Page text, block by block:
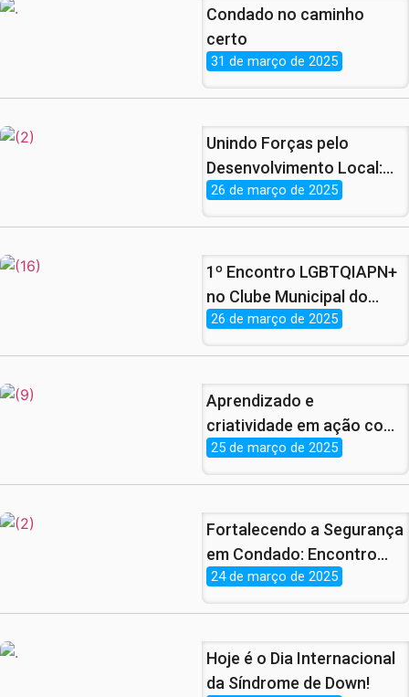
Condado no caminho
certo
31 de março de 2025
Unindo Forças pelo
Desenvolvimento Local:
Parcerias que Vão
26 de março de 2025
1º Encontro LGBTQIAPN+
no Clube Municipal do
Condado
26 de março de 2025
Aprendizado e
criatividade em ação com
a Juventude
25 de março de 2025
Fortalecendo a Segurança
em Condado: Encontro
com a Guarda Municipal e
24 de março de 2025
Hoje é o Dia Internacional
da Síndrome de Down!